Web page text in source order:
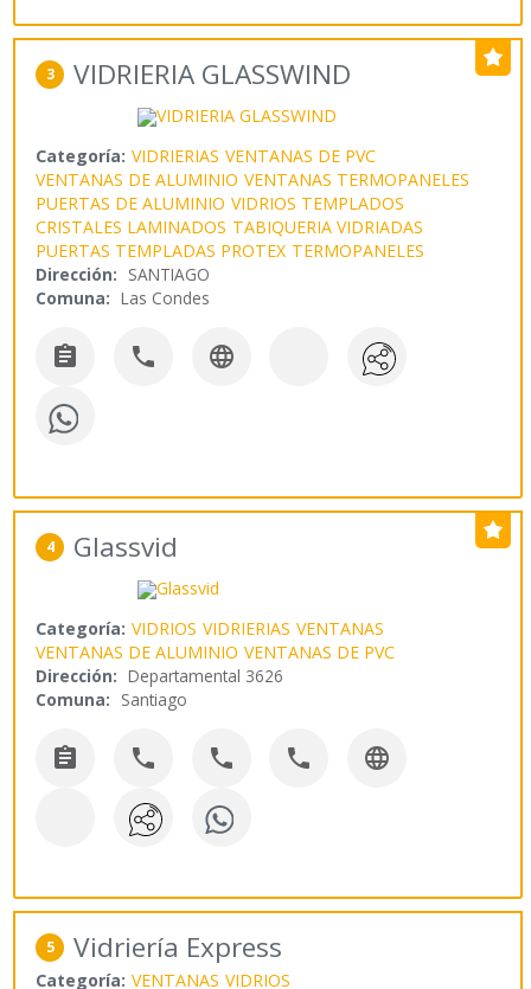
3 VIDRIERIA GLASSWIND
Categoría: VIDRIERIAS VENTANAS DE PVC
VENTANAS DE ALUMINIO VENTANAS TERMOPANELES
PUERTAS DE ALUMINIO VIDRIOS TEMPLADOS
CRISTALES LAMINADOS TABIQUERIA VIDRIADAS
PUERTAS TEMPLADAS PROTEX TERMOPANELES
Dirección: SANTIAGO
Comuna: Las Condes
  
4 Glassvid
Categoría: VIDRIOS VIDRIERIAS VENTANAS
VENTANAS DE ALUMINIO VENTANAS DE PVC
Dirección: Departamental 3626
Comuna: Santiago
    
5 Vidriería Express
Categoría: VENTANAS VIDRIOS